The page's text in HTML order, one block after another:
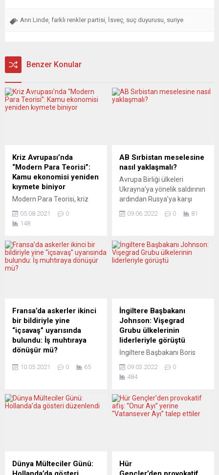
Ann Linde farklı renkler partisi İsveç suç duyurusu suriye
Benzer Konular
Kriz Avrupası’nda
“Modern Para Teorisi”:
Kamu ekonomisi yeniden
kıymete biniyor
Modern Para Teorisi, kriz
üzerine çekmeyi başarmış
bir iktisat düzeneği.
isimlerinden Giuseppe
Nasone,
www.serbestada.com
ülkelerinde, yeni bir ekonomi
teorisi olan Modern Para
Teorisi (MPT) güç kazanıyor.
MPT, neoliberal görüşün,
devletlerin bütçe fazlası
vermesi gerektiği ilkesinin
yanlış...
05.08.2021
0
148
AB Sırbistan meselesine
nasıl yaklaşmalı?
Avrupa Birliği ülkeleri
Ukrayna’ya yönelik saldırının
ardından Rusya’ya karşı
çalışırken, AB adayı
yaptırım cephesine uzak
duruyor ve Moskova’yla olan
(Avusturya) ŞEKERLE BİLE
AKLI ÇELİNMİYOR Der
Standard, Sırbistan’a karşı...
09.06.2022 0 81
Fransa’da askerler ikinci
bir bildiriyle yine
“içsavaş” uyarısında
bulundu: İş muhtıraya
dönüşür mü?
askerlerin bulunduğu grup,
milletvekilleri ve generallere,
“ülkede içsavaş çıkacağı ve
dergisinde, Cumhurbaşkanı
Emmanuel Macron,
10.05.2021 0 65
İngiltere Başbakanı
Johnson: Vişegrad
Grubu ülkelerinin
liderleriyle görüştü
İngiltere Başbakanı Boris
Macaristan ve Slovakya’nın
oluşturduğu Vişegrad Grubu
İngiltere’nin başkenti
Londra’da bir araya geldi.
Lancaster House
yerleşkesinde Ukrayna’daki
09.03.2022
0
484
Dünya Mülteciler Günü:
Hür